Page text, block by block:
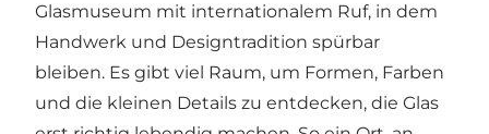
Glasmuseum mit internationalem Ruf, in dem
Handwerk und Designtradition spürbar
bleiben. Es gibt viel Raum, um Formen, Farben
und die kleinen Details zu entdecken, die Glas